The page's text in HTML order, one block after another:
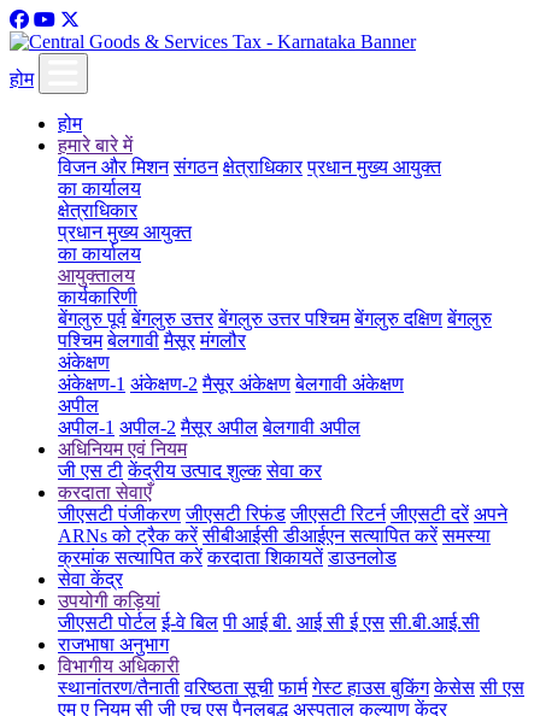
होम
होम
हमारे बारे में
विजन और मिशन संगठन क्षेत्राधिकार प्रधान मुख्य आयुक्त
का कार्यालय
क्षेत्राधिकार
प्रधान मुख्य आयुक्त
का कार्यालय
आयुक्तालय
कार्यकारिणी
बेंगलुरु पूर्व बेंगलुरु उत्तर बेंगलुरु उत्तर पश्चिम बेंगलुरु दक्षिण बेंगलुरु
पश्चिम बेलगावी मैसूर मंगलौर
अंकेक्षण
अंकेक्षण-1 अंकेक्षण-2 मैसूर अंकेक्षण बेलगावी अंकेक्षण
अपील
अपील-1 अपील-2 मैसूर अपील बेलगावी अपील
अधिनियम एवं नियम
जी एस टी केंद्रीय उत्पाद शुल्क सेवा कर
करदाता सेवाएँ
जीएसटी पंजीकरण जीएसटी रिफंड जीएसटी रिटर्न जीएसटी दरें अपने
ARNs को ट्रैक करें सीबीआईसी डीआईएन सत्यापित करें समस्या
क्रमांक सत्यापित करें करदाता शिकायतें डाउनलोड
सेवा केंद्र
उपयोगी कड़ियां
जीएसटी पोर्टल ई-वे बिल पी आई बी. आई सी ई एस सी.बी.आई.सी
राजभाषा अनुभाग
विभागीय अधिकारी
स्थानांतरण/तैनाती वरिष्ठता सूची फार्म गेस्ट हाउस बुकिंग केसेस सी एस
एम ए नियम सी जी एच एस पैनलबद्ध अस्पताल कल्याण केंद्र